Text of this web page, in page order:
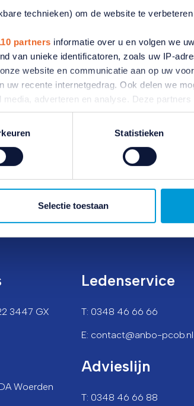
technieken) om de website te
partners informatie over u en volgen we
van unieke identificatoren, zoals uw IP-
website en communicatie aan op uw
uw recente internetgedrag. Ook delen we
adverteren en analyse. Deze partners
heeft verstrekt of die ze hebben
U kunt uw voorkeuren aanpassen of uw
cookiebeleid
Statistieken
Selectie toestaan
een
te worden?
er is geen maximale leeftijd voor
in het Donorregister.
3447 GX
Woerden
Ledenservice
T: 0348 46 66 66
E: contact@anbo-pcob.nl
Advieslijn
T: 0348 46 66 88